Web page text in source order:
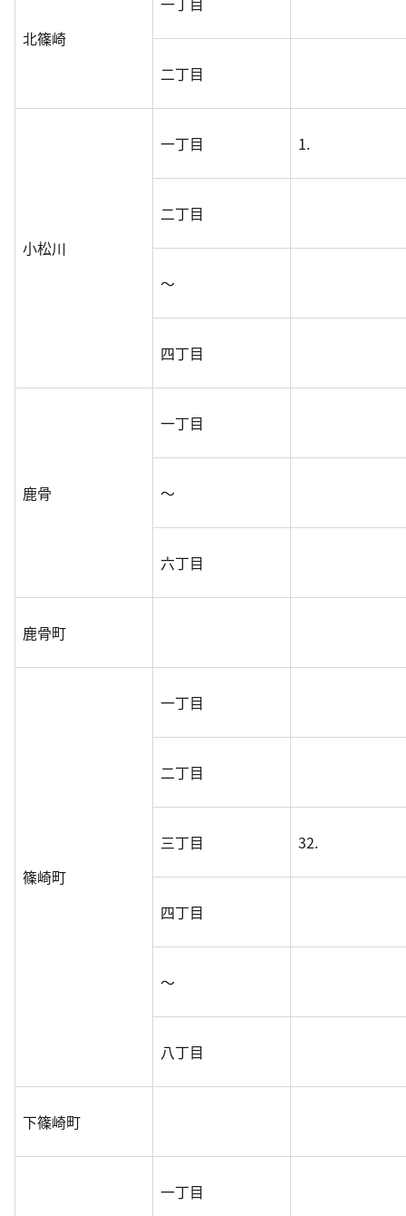
北篠崎
二丁目
小松川
一丁目 1.
二丁目
～
四丁目
鹿骨
一丁目
～
六丁目
鹿骨町
篠崎町
一丁目
二丁目
三丁目 32.
四丁目
～
八丁目
下篠崎町
一丁目